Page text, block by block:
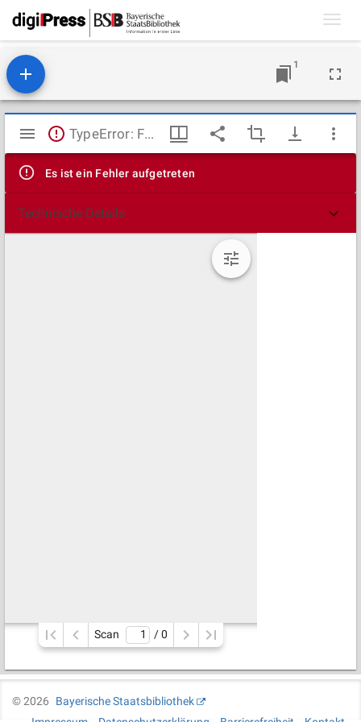
1
Mirador
Viewer
TypeError: Failed to fetch
Es ist ein Fehler aufgetreten
Technische Details
Scan / 0
©2026
Bayerische Staatsbibliothek